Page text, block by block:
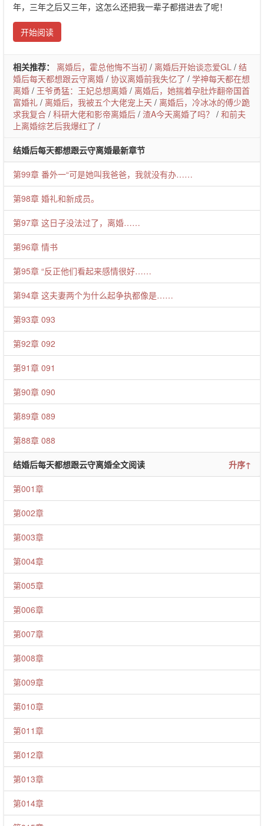
年，三年之后又三年，这怎么还把我一辈子都搭进去了呢！
开始阅读
相关推荐： 离婚后，霍总他悔不当初 / 离婚后开始谈恋爱GL / 结
婚后每天都想跟云守离婚 / 协议离婚前我失忆了 / 学神每天都在想
离婚 / 王爷勇猛：王妃总想离婚 / 离婚后，她揣着孕肚炸翻帝国首
富婚礼 / 离婚后，我被五个大佬宠上天 / 离婚后，冷冰冰的傅少跪
求我复合 / 科研大佬和影帝离婚后 / 渣A今天离婚了吗？ / 和前夫
上离婚综艺后我爆红了 /
结婚后每天都想跟云守离婚最新章节
第99章 番外一“可是她叫我爸爸，我就没有办……
第98章 婚礼和新成员。
第97章 这日子没法过了，离婚……
第96章 情书
第95章 “反正他们看起来感情很好……
第94章 这夫妻两个为什么起争执都像是……
第93章 093
第92章 092
第91章 091
第90章 090
第89章 089
第88章 088
结婚后每天都想跟云守离婚全文阅读 升序↑
第001章
第002章
第003章
第004章
第005章
第006章
第007章
第008章
第009章
第010章
第011章
第012章
第013章
第014章